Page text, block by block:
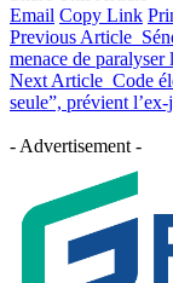
Email Copy Link
Previous Article
menace de paralyser
Next Article Code
seule”, prévient
- Advertisement -